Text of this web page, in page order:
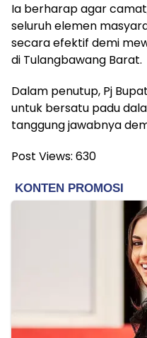
Ia berharap agar
seluruh elemen
secara efektif demi
di Tulangbawang Barat.
Dalam penutup, Pj
untuk bersatu padu
tanggung jawabnya
Post Views: 630